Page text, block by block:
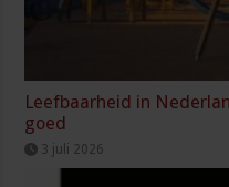
Leefbaarheid in
goed
3 juli 2026